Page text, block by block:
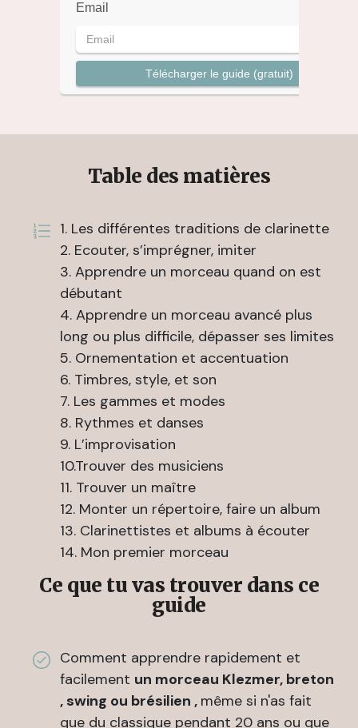
Email
Télécharger le guide (gratuit)
Table des matières
1. Les différentes traditions de clarinette
2. Ecouter, s’imprégner, imiter
3. Apprendre un morceau quand on est
débutant
4. Apprendre un morceau avancé plus
long ou plus difficile, dépasser ses limites
5. Ornementation et accentuation
6. Timbres, style, et son
7. Les gammes et modes
8. Rythmes et danses
9. L’improvisation
10.Trouver des musiciens
11. Trouver un maître
12. Monter un répertoire, faire un album
13. Clarinettistes et albums à écouter
14. Mon premier morceau
Ce que tu vas trouver dans ce
guide
Comment apprendre rapidement et
facilement un morceau Klezmer, breton
, swing ou brésilien , même si n'as fait
que du classique pendant 20 ans ou que